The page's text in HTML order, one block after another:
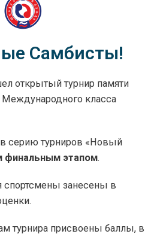
Самбисты!
открытый турнир памяти
Международного класса
серию турниров «Новый
финальным этапом.
спортсмены занесены в
турнира присвоены баллы, в